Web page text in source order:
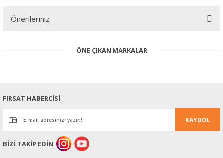
Önerileriniz
konularda yetersiz gördüğünüz noktaları öneri formunu kullanarak
Ürün resmi kalitesiz, bozuk veya görüntülenemiyor.
Ürün bilgilerinde hatalar bulunuyor.
Ürün fiyatı diğer sitelerden daha pahalı.
Bu ürüne benzer farklı alternatifler olmalı.
ÖNE ÇIKAN MARKALAR
FIRSAT HABERCİSİ
KAYDOL
BİZİ TAKİP EDİN